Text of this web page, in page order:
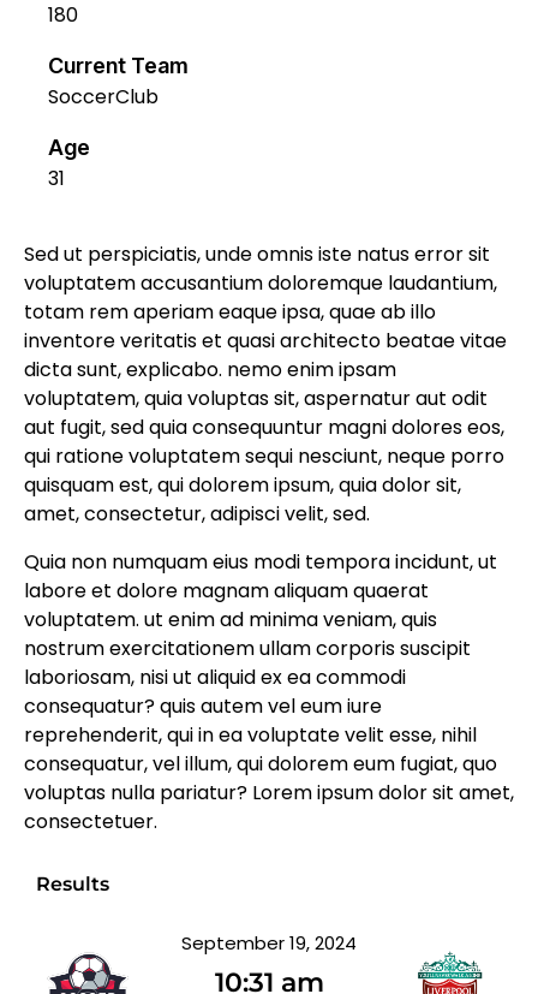
180
Current Team
SoccerClub
Age
31
Sed ut perspiciatis, unde omnis iste natus error sit
voluptatem accusantium doloremque laudantium,
totam rem aperiam eaque ipsa, quae ab illo
inventore veritatis et quasi architecto beatae vitae
dicta sunt, explicabo. nemo enim ipsam
voluptatem, quia voluptas sit, aspernatur aut odit
aut fugit, sed quia consequuntur magni dolores eos,
qui ratione voluptatem sequi nesciunt, neque porro
quisquam est, qui dolorem ipsum, quia dolor sit,
amet, consectetur, adipisci velit, sed.
Quia non numquam eius modi tempora incidunt, ut
labore et dolore magnam aliquam quaerat
voluptatem. ut enim ad minima veniam, quis
nostrum exercitationem ullam corporis suscipit
laboriosam, nisi ut aliquid ex ea commodi
consequatur? quis autem vel eum iure
reprehenderit, qui in ea voluptate velit esse, nihil
consequatur, vel illum, qui dolorem eum fugiat, quo
voluptas nulla pariatur? Lorem ipsum dolor sit amet,
consectetuer.
Results
September 19, 2024
10:31 am